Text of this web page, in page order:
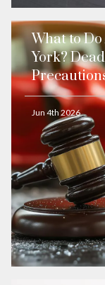
What to
York?
Jun 4th 2026